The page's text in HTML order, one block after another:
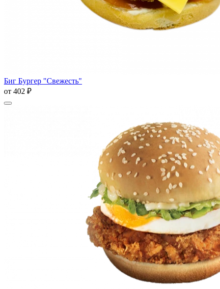
Биг Бургер "Свежесть"
от 402 ₽